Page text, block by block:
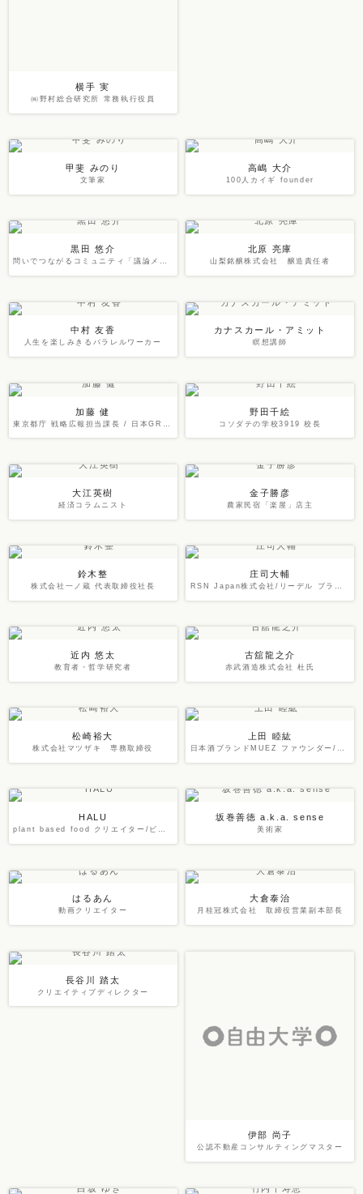
横手 実
㈱野村総合研究所 常務執行役員
甲斐 みのり
文筆家
高嶋 大介
100人カイギ founder
黒田 悠介
問いでつながるコミュニティ「議論メシ」主宰
北原 亮庫
山梨銘醸株式会社 醸造責任者
中村 友香
人生を楽しみきるパラレルワーカー
カナスカール・アミット
瞑想講師
加藤 健 野田千絵
コソダテの学校3919 校長
大江英樹
経済コラムニスト
金子勝彦
農家民宿「楽屋」店主
鈴木整
株式会社一ノ蔵 代表取締役社長
庄司大輔
近内 悠太
教育者・哲学研究者
古舘龍之介
赤武酒造株式会社 杜氏
松崎裕大
株式会社マツザキ 専務取締役
上田 睦紘
日本酒ブランドMUEZ ファウンダー/プロデューサー
HALU
plant based food クリエイター/ビューティーライフデザイナー
坂巻善徳 a.k.a. sense
美術家
はるあん
動画クリエイター
大倉泰治
月桂冠株式会社 取締役営業副本部長
長谷川 踏太
クリエイティブディレクター
伊部 尚子
公認不動産コンサルティングマスター